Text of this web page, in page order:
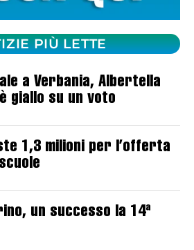
PIÙ LETTE
a Verbania, Albertella
giallo su un voto
1,3 milioni per l’offerta
un successo la 14ª